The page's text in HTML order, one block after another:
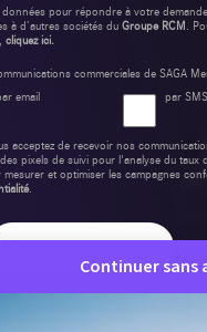
Continuer sans
données pour répondre à votre
à d’autres sociétés du Groupe RCM .
cliquez ici.
commerciales de SAGA
email
par SMS
acceptez de recevoir nos
pixels de suivi pour l'analyse du taux
et optimiser les campagnes
.
Envoyer ma demande